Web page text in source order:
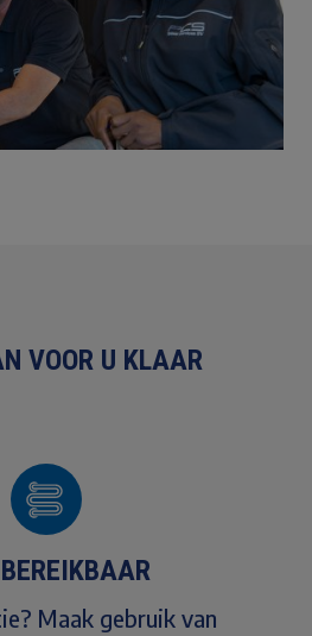
VOOR U KLAAR
Maak gebruik van